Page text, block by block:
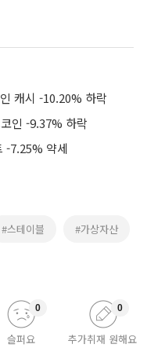
캐시 -10.20% 하락
인 -9.37% 하락
-7.25% 약세
#스테이블 #가상자산
슬퍼요
0
추가취재 원해요
0